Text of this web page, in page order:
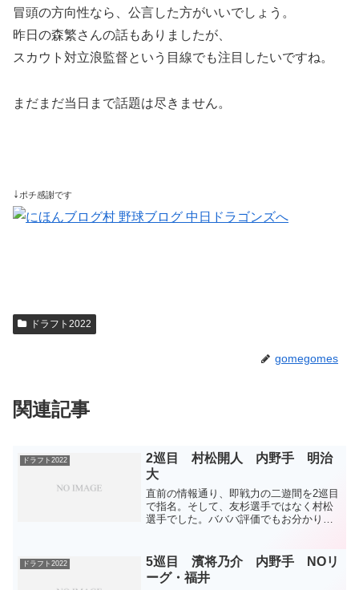
冒頭の方向性なら、公言した方がいいでしょう。
昨日の森繁さんの話もありましたが、
スカウト対立浪監督という目線でも注目したいですね。
まだまだ当日まで話題は尽きません。
↓ ポチ感謝です
ドラフト2022
gomegomes
関連記事
ドラフト2022
2巡目 村松開人 内野手 明治
大
直前の情報通り、即戦力の二遊間を2巡目
で指名。そして、友杉選手ではなく村松
選手でした。バババ評価でもお分かりの
すね。村松選手はショートも守れるよう
ですね。明治大のチーム...
ドラフト2022
5巡目 濱将乃介 内野手 NOリ
ーグ・福井